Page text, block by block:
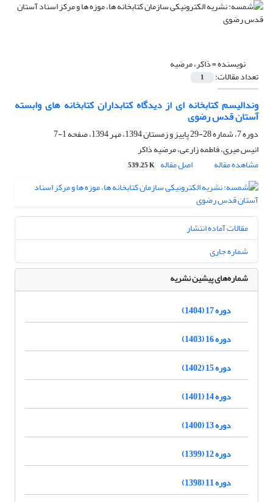
نویسنده =ذاکر، مرضیه
تعداد مقالات: 1
وندالیسم کتابخانه ای از دیدگاه کتابداران کتابخانه های وابسته
آستان قدس رضوی
دوره 7، شماره 28-29 پاییز و زمستان 1394، مهر 1394، صفحه
1-7
انیس میری، فاطمه زارعی، مرضیه ذاکر
مشاهده مقاله
اصل مقاله 539.25 K
مقالات آماده انتشار
شماره جاری
شماره‌های پیشین نشریه
دوره 17 (1404)
دوره 16 (1403)
دوره 15 (1402)
دوره 14 (1401)
دوره 13 (1400)
دوره 12 (1399)
دوره 11 (1398)